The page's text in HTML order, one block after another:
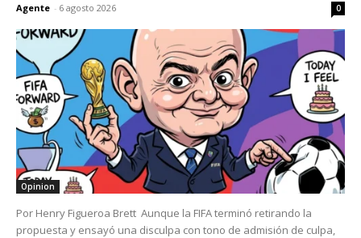
Agente - 6 agosto 2026 0
Opinion
Por Henry Figueroa Brett Aunque la FIFA terminó retirando la
propuesta y ensayó una disculpa con tono de admisión de culpa,